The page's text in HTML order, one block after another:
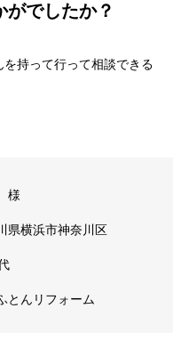
がでしたか？
持って行って相談できる
様
県横浜市神奈川区
とんリフォーム